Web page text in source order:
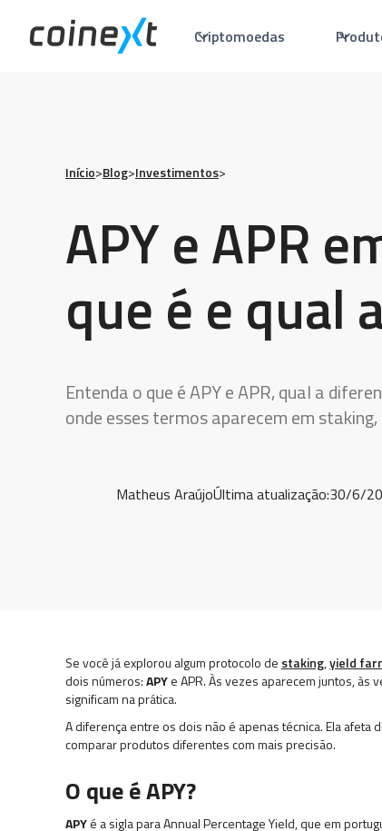
Criptomoedas
Início>Blog>Investimentos>
APY e APR
que é e qual
Entenda o que é APY e APR, qual a
onde esses termos aparecem em staking,
Matheus AraújoÚltima atualização:30/6/
Se você já explorou algum protocolo de staking,yield
dois números:APYe APR. Às vezes aparecem juntos, às
significam na prática.
A diferença entre os dois não é apenas técnica. Ela
comparar produtos diferentes com mais precisão.
O que é APY?
APYé a sigla para Annual Percentage Yield, que em